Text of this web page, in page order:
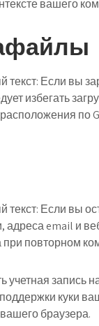
вашего
текст: Если вы
избегать
по
текст: Если вы
email и
повторном
учетная запись
куки
браузера.